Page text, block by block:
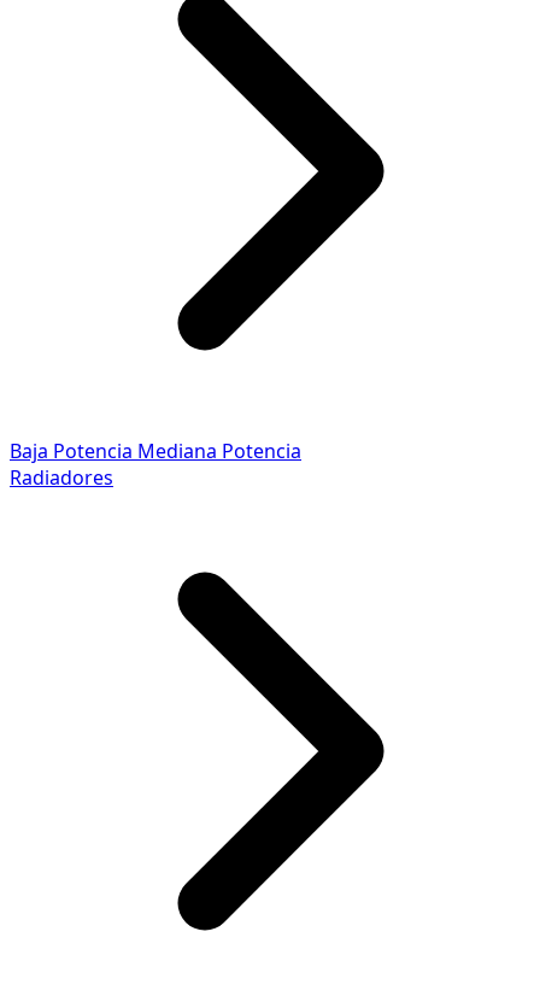
Baja Potencia Mediana Potencia
Radiadores